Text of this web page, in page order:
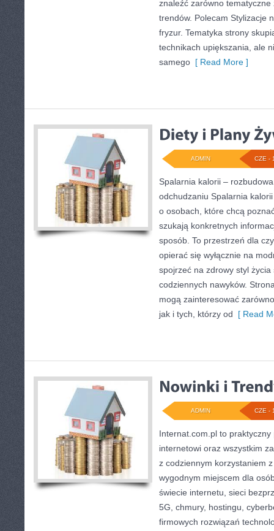
znaleźć zarówno
trendów. Polecam Stylizacje
fryzur. Tematyka strony
technikach upiększania, ale
samego [ Read More ]
CZE -
ADMIN
Spalarnia kalorii –
odchudzaniu Spalarnia
o osobach, które chcą
szukają konkretnych
sposób. To przestrzeń dla
opierać się wyłącznie na
spojrzeć na zdrowy styl
codziennych nawyków.
mogą zainteresować
jak i tych, którzy od [ Read
CZE -
ADMIN
Internat.com.pl to
internetowi oraz wszystkim
z codziennym korzystaniem
wygodnym miejscem dla
świecie internetu, sieci
5G, chmury, hostingu,
firmowych rozwiązań